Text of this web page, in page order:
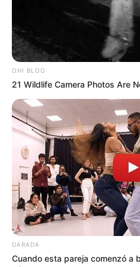
COMPARTIR
ALERTA
ALCALDÍA DE CARTAGENA
PASACABALLOS
PRESUPUESTO DE
NOTICIAS CARTAGENA
ALERTA CARIBE
MANTÉNGASE EN
interesan. Para
OHI BLOG
21 Wildlife Camera Photos Are
DARADA
Cuando esta pareja comenzó a